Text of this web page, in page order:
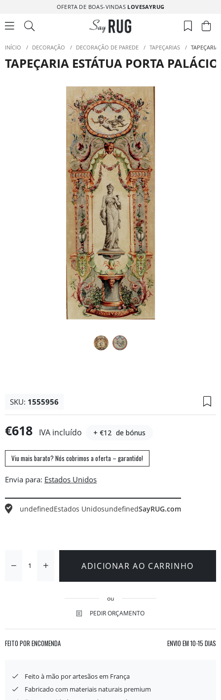
OFERTA DE BOAS-VINDAS LOVESAYRUG
INÍCIO / DECORAÇÃO / DECORAÇÃO DE PAREDE / TAPEÇARIAS / TAPEÇARIA
TAPEÇARIA ESTÁTUA PORTA PALÁCIO
SKU: 1555956
€618 IVA incluído + €12 de bónus
Viu mais barato? Nós cobrimos a oferta – garantido!
Envia para:
undefinedEstados UnidosundefinedSayRUG.com
ADICIONAR AO CARRINHO
ou
PEDIR ORÇAMENTO
FEITO POR ENCOMENDA ENVIO EM 10-15 DIAS
Feito à mão por artesãos em França
Fabricado com materiais naturais premium